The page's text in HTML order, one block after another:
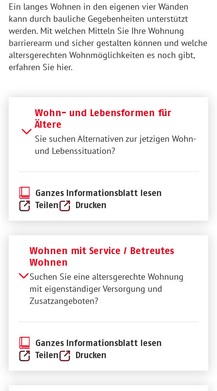
Ein langes Wohnen in den eigenen vier Wänden
kann durch bauliche Gegebenheiten unterstützt
werden. Mit welchen Mitteln Sie Ihre Wohnung
barrierearm und sicher gestalten können und welche
altersgerechten Wohnmöglichkeiten es noch gibt,
erfahren Sie hier.
Wohn- und Lebensformen für
Ältere
Sie suchen Alternativen zur jetzigen Wohn-
und Lebenssituation?
Ganzes Informationsblatt lesen
Teilen
Drucken
Wohnen mit Service / Betreutes
Wohnen
Suchen Sie eine altersgerechte Wohnung
mit eigenständiger Versorgung und
Zusatzangeboten?
Ganzes Informationsblatt lesen
Teilen
Drucken